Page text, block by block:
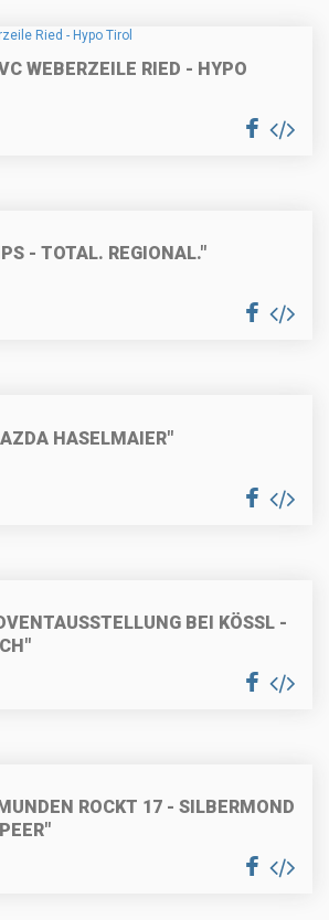
WEBERZEILE RIED - HYPO
- TOTAL. REGIONAL."
HASELMAIER"
BEI KÖSSL -
ROCKT 17 - SILBERMOND